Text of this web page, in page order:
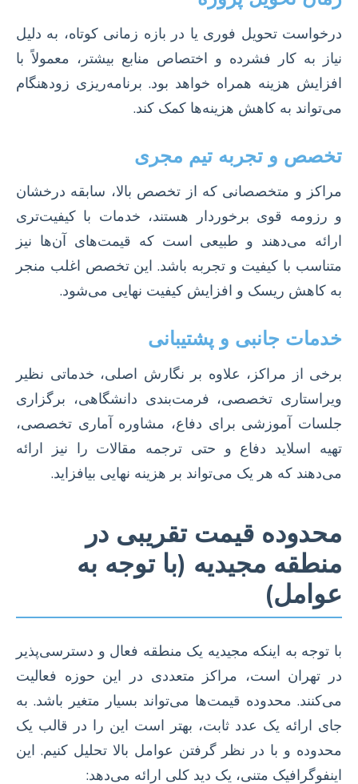
درخواست تحویل فوری یا در بازه زمانی کوتاه، به دلیل
نیاز به کار فشرده و اختصاص منابع بیشتر، معمولاً با
افزایش هزینه همراه خواهد بود. برنامه‌ریزی زودهنگام
می‌تواند به کاهش هزینه‌ها کمک کند.
تخصص و تجربه تیم مجری
مراکز و متخصصانی که از تخصص بالا، سابقه درخشان
و رزومه قوی برخوردار هستند، خدمات با کیفیت‌تری
ارائه می‌دهند و طبیعی است که قیمت‌های آن‌ها نیز
متناسب با کیفیت و تجربه باشد. این تخصص اغلب منجر
به کاهش ریسک و افزایش کیفیت نهایی می‌شود.
خدمات جانبی و پشتیبانی
برخی از مراکز، علاوه بر نگارش اصلی، خدماتی نظیر
ویراستاری تخصصی، فرمت‌بندی دانشگاهی، برگزاری
جلسات آموزشی برای دفاع، مشاوره آماری تخصصی،
تهیه اسلاید دفاع و حتی ترجمه مقالات را نیز ارائه
می‌دهند که هر یک می‌تواند بر هزینه نهایی بیافزاید.
محدوده قیمت تقریبی در
منطقه مجیدیه (با توجه به
عوامل)
با توجه به اینکه مجیدیه یک منطقه فعال و دسترسی‌پذیر
در تهران است، مراکز متعددی در این حوزه فعالیت
می‌کنند. محدوده قیمت‌ها می‌تواند بسیار متغیر باشد. به
جای ارائه یک عدد ثابت، بهتر است این را در قالب یک
محدوده و با در نظر گرفتن عوامل بالا تحلیل کنیم. این
اینفوگرافیک متنی، یک دید کلی ارائه می‌دهد: